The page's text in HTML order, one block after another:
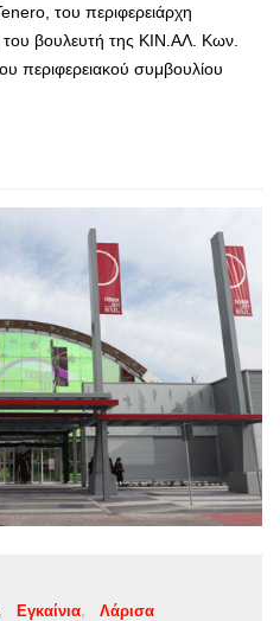
του περιφερειάρχη
βουλευτή της ΚΙΝ.ΑΛ. Κων.
περιφερειακού συμβουλίου
Εγκαίνια Λάρισα